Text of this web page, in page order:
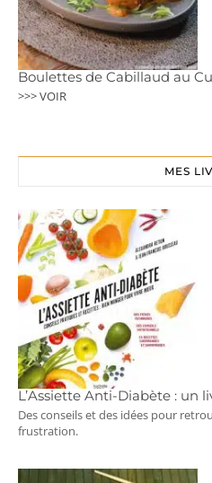
Boulettes de Cabillaud au
>>> VOIR
MES
L’Assiette Anti-Diabète : un
Des conseils et des idées pour
frustration.